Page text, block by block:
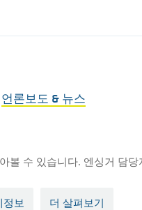
언론보도 & 뉴스
수 있습니다. 엔싱거 담
정보
더 살펴보기